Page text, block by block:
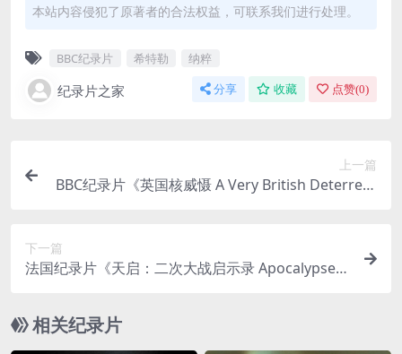
本站内容侵犯了原著者的合法权益，可联系我们进行处理。
BBC纪录片 希特勒 纳粹
纪录片之家 分享 收藏 点赞(0)
上一篇
BBC纪录片《英国核威慑 A Very British Deterrent
下一篇
法国纪录片《天启：二次大战启示录 Apocalypse:
战纪录片
相关纪录片